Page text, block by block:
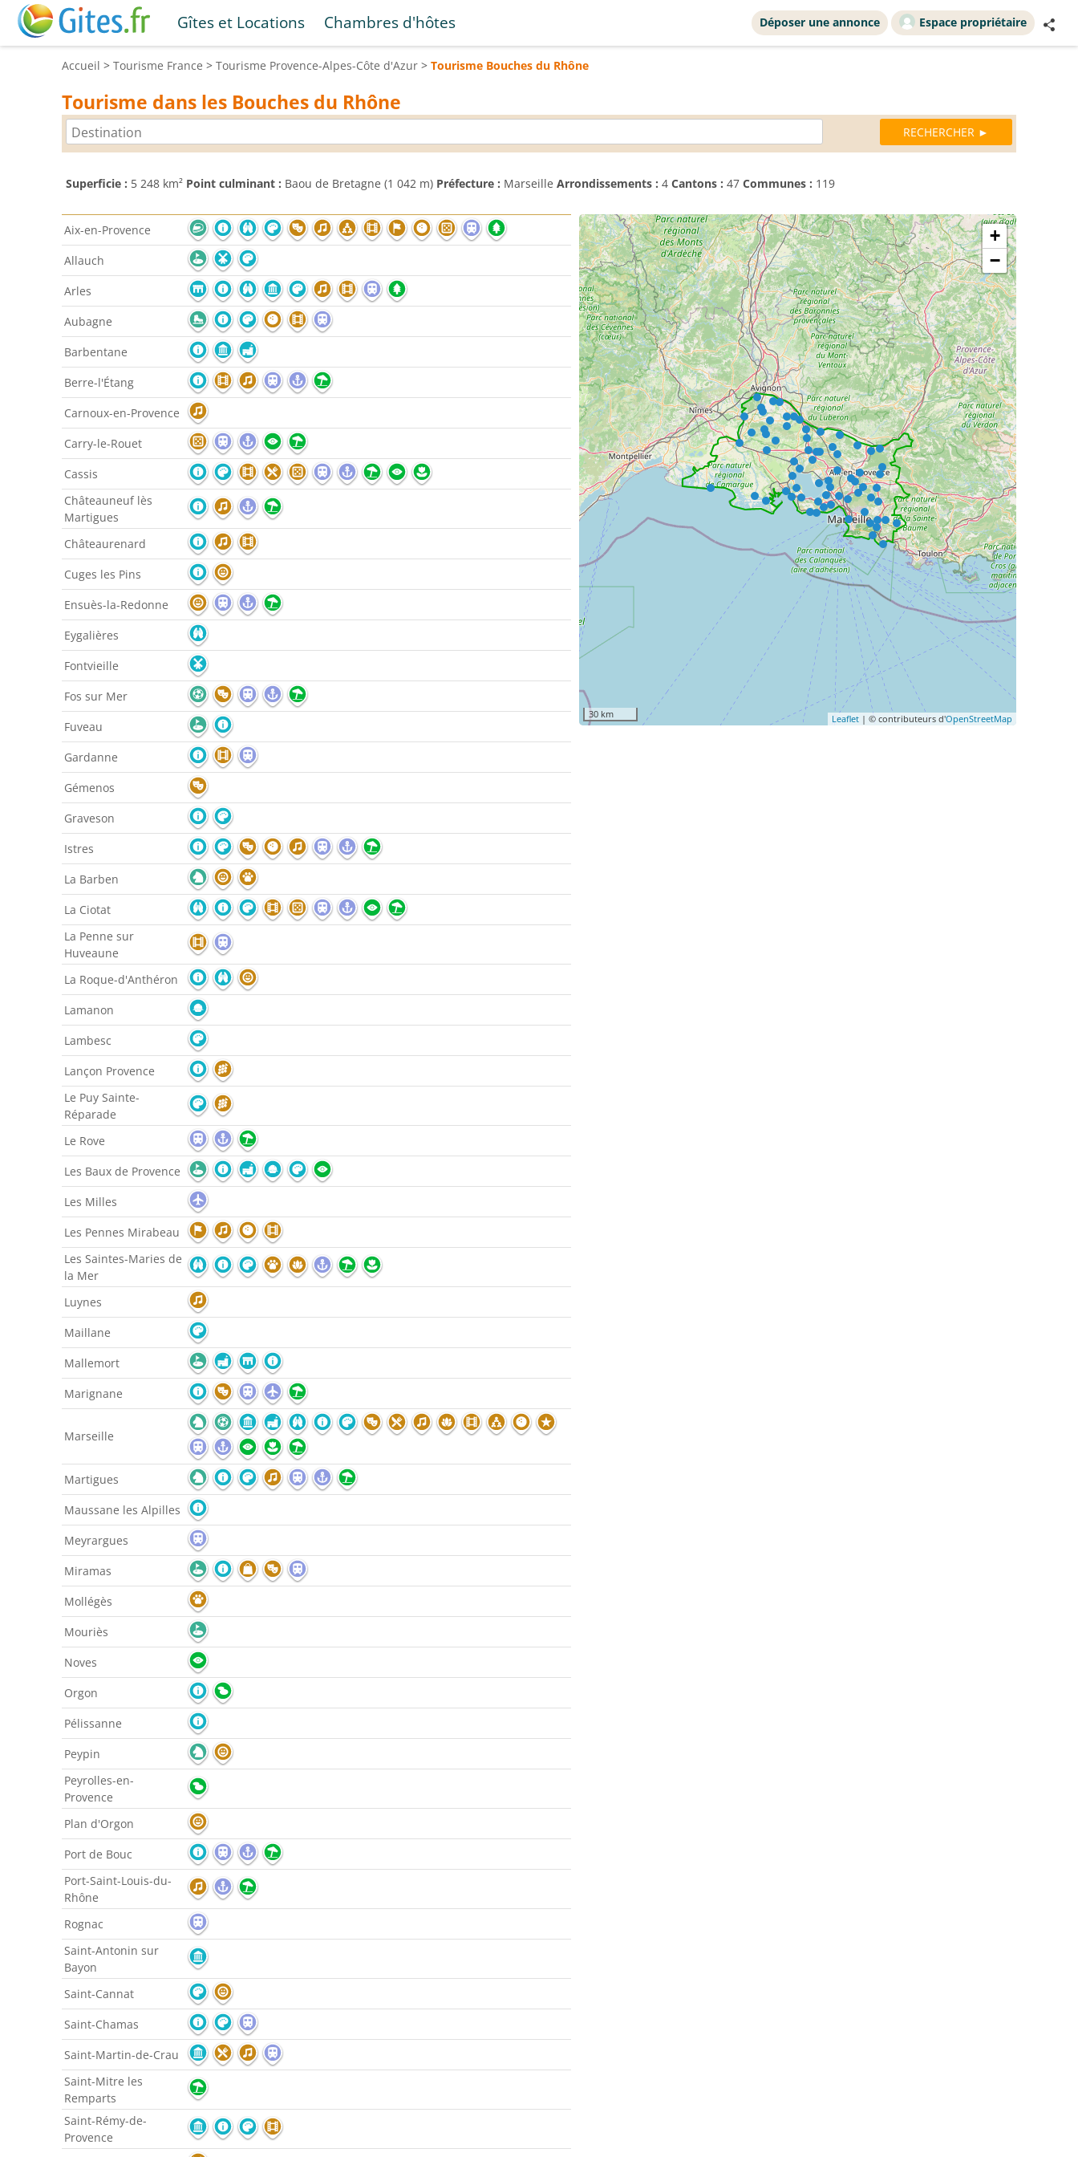
Gîtes et Locations Chambres d'hôtes Déposer une annonce Espace propriétaire
Accueil > Tourisme France > Tourisme Provence-Alpes-Côte d'Azur > Tourisme Bouches du Rhône
Tourisme dans les Bouches du Rhône
Superficie : 5 248 km² Point culminant : Baou de Bretagne (1 042 m) Préfecture : Marseille Arrondissements : 4 Cantons : 47 Communes : 119
Aix-en-Provence
Allauch
Arles
Aubagne
Barbentane
Berre-l'Étang
Carnoux-en-Provence
Carry-le-Rouet
Cassis
Châteauneuf lès
Martigues
Châteaurenard
Cuges les Pins
Ensuès-la-Redonne
Eygalières
Fontvieille
Fos sur Mer
Fuveau
Gardanne
Gémenos
Graveson
Istres
La Barben
La Ciotat
La Penne sur
Huveaune
La Roque-d'Anthéron
Lamanon
Lambesc
Lançon Provence
Le Puy Sainte-
Réparade
Le Rove
Les Baux de Provence
Les Milles
Les Pennes Mirabeau
Les Saintes-Maries de
la Mer
Luynes
Maillane
Mallemort
Marignane
Marseille
Martigues
Maussane les Alpilles
Meyrargues
Miramas
Mollégès
Mouriès
Noves
Orgon
Pélissanne
Peypin
Peyrolles-en-
Provence
Plan d'Orgon
Port de Bouc
Port-Saint-Louis-du-
Rhône
Rognac
Saint-Antonin sur
Bayon
Saint-Cannat
Saint-Chamas
Saint-Martin-de-Crau
Saint-Mitre les
Remparts
Saint-Rémy-de-
Provence
+
−
30 km Leaflet | © contributeurs d'OpenStreetMap